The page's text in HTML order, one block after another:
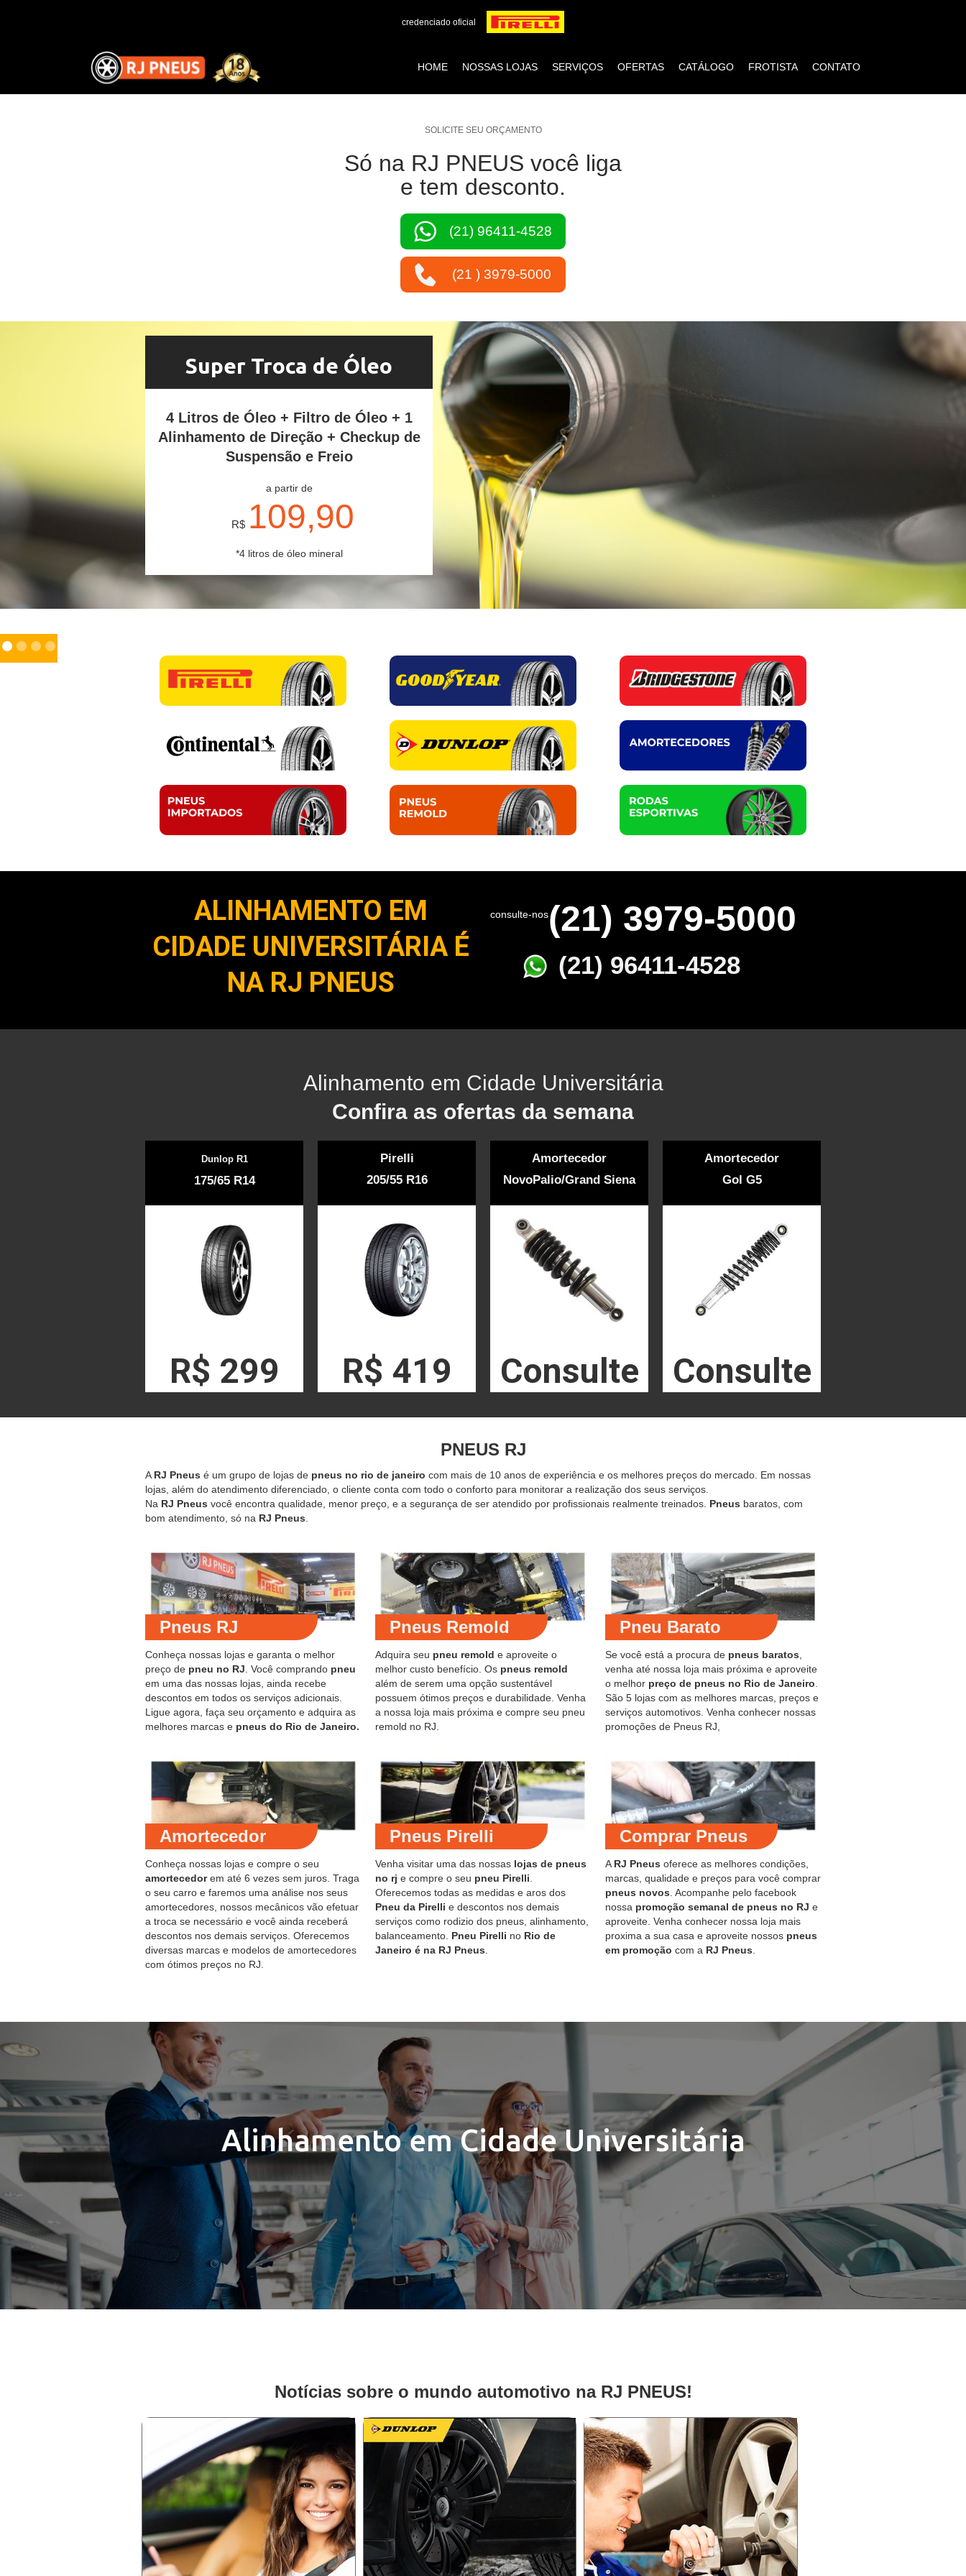
credenciado oficial
HOME NOSSAS LOJAS SERVIÇOS OFERTAS CATÁLOGO FROTISTA CONTATO
SOLICITE SEU ORÇAMENTO
Só na RJ PNEUS você liga
e tem desconto.
(21) 96411-4528
(21 ) 3979-5000
Super Troca de Óleo
4 Litros de Óleo + Filtro de Óleo + 1
Alinhamento de Direção + Checkup de
Suspensão e Freio
a partir de
R$ 109,90
*4 litros de óleo mineral
ALINHAMENTO EM
CIDADE UNIVERSITÁRIA É
NA RJ PNEUS
consulte-nos(21) 3979-5000
(21) 96411-4528
Alinhamento em Cidade Universitária
Confira as ofertas da semana
Dunlop R1
175/65 R14
R$ 299
Pirelli
205/55 R16
R$ 419
Amortecedor
NovoPalio/Grand Siena
Consulte
Amortecedor
Gol G5
Consulte
PNEUS RJ
A RJ Pneus é um grupo de lojas de pneus no rio de janeiro com mais de 10 anos de experiência e os melhores preços do mercado. Em nossas
lojas, além do atendimento diferenciado, o cliente conta com todo o conforto para monitorar a realização dos seus serviços.
Na RJ Pneus você encontra qualidade, menor preço, e a segurança de ser atendido por profissionais realmente treinados. Pneus baratos, com
bom atendimento, só na RJ Pneus
Pneus RJ
Conheça nossas lojas e garanta o melhor
preço de pneu no RJ. Você comprando pneu
em uma das nossas lojas, ainda recebe
descontos em todos os serviços adicionais.
Ligue agora, faça seu orçamento e adquira as
melhores marcas e pneus do Rio de Janeiro.
Pneus Remold
Adquira seu pneu remold e aproveite o
melhor custo benefício. Os pneus remold
além de serem uma opção sustentável
possuem ótimos preços e durabilidade. Venha
a nossa loja mais próxima e compre seu pneu
remold no RJ.
Pneu Barato
Se você está a procura de pneus baratos,
venha até nossa loja mais próxima e aproveite
o melhor preço de pneus no Rio de Janeiro.
São 5 lojas com as melhores marcas, preços e
serviços automotivos. Venha conhecer nossas
promoções de Pneus RJ,
Amortecedor
Conheça nossas lojas e compre o seu
amortecedorem até 6 vezes sem juros. Traga
o seu carro e faremos uma análise nos seus
amortecedores, nossos mecânicos vão efetuar
a troca se necessário e você ainda receberá
descontos nos demais serviços. Oferecemos
diversas marcas e modelos de amortecedores
com ótimos preços no RJ.
Pneus Pirelli
Venha visitar uma das nossas lojas de pneus
no rj e compre o seu pneu Pirelli
Oferecemos todas as medidas e aros dos
Pneu da Pirelli e descontos nos demais
serviços como rodizio dos pneus, alinhamento,
balanceamento. Pneu Pirelli no Rio de
Janeiro é na RJ Pneus
Comprar Pneus
A RJ Pneus oferece as melhores condições,
marcas, qualidade e preços para você comprar
pneus novos . Acompanhe pelo facebook
nossa promoção semanal de pneus no RJ e
aproveite. Venha conhecer nossa loja mais
proxima a sua casa e aproveite nossos pneus
em promoção com a RJ Pneus
Alinhamento em Cidade Universitária
Notícias sobre o mundo automotivo na RJ PNEUS!